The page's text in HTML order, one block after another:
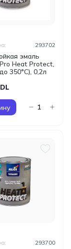
эмаль
Heat Protect,
350°C), 0,2л
293702
293700